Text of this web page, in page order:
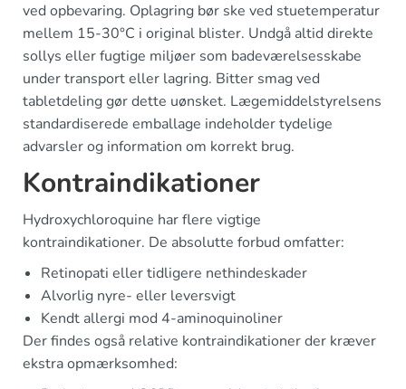
ved opbevaring. Oplagring bør ske ved stuetemperatur
mellem 15-30°C i original blister. Undgå altid direkte
sollys eller fugtige miljøer som badeværelsesskabe
under transport eller lagring. Bitter smag ved
tabletdeling gør dette uønsket. Lægemiddelstyrelsens
standardiserede emballage indeholder tydelige
advarsler og information om korrekt brug.
Kontraindikationer
Hydroxychloroquine har flere vigtige
kontraindikationer. De absolutte forbud omfatter:
Retinopati eller tidligere nethindeskader
Alvorlig nyre- eller leversvigt
Kendt allergi mod 4-aminoquinoliner
Der findes også relative kontraindikationer der kræver
ekstra opmærksomhed: